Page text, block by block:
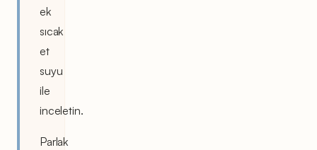
ek
sıcak
et
suyu
ile
inceletin.
Parlak